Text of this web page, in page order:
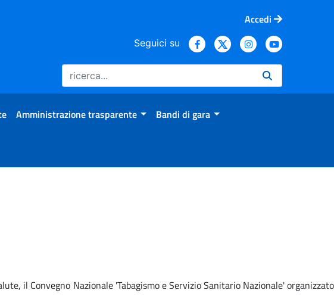
Accedi
Seguici su
Amministrazione trasparente Bandi di gara
il Convegno Nazionale 'Tabagismo e Servizio Sanitario Nazionale' organizzato